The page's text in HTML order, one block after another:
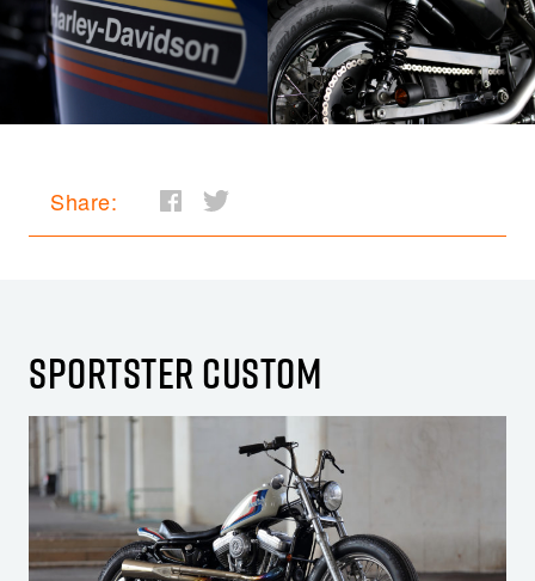
Share:
SPORTSTER CUSTOM